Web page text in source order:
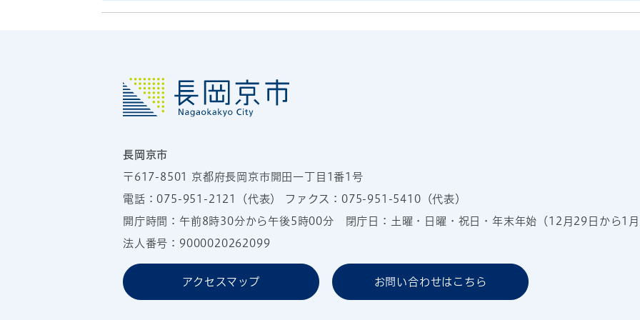
長岡京市
〒617-8501 京都府長岡京市開田一丁目1番1号
電話：075-951-2121 （代表） ファクス：075-951-5410（代表）
開庁時間：午前8時30分から午後5時00分 閉庁日：土曜・日曜・祝日・年末年始（12月29日から1
法人番号：9000020262099
アクセスマップ お問い合わせはこちら